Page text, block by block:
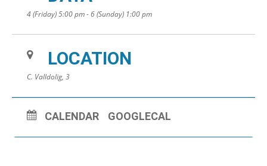
4 (Friday) 5:00 pm - 6 (Sunday) 1:00 pm
LOCATION
C. Valldolig, 3
CALENDAR GOOGLECAL